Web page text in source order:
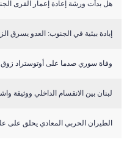
هل بدأت ورشة إعادة إعمار القرى
إبادة بيئية في الجنوب: العدو يسرق
وفاة سوري صدما على أوتوستراد
لبنان بين الانقسام الداخلي ووثيقة
الطيران الحربي المعادي يحلق على